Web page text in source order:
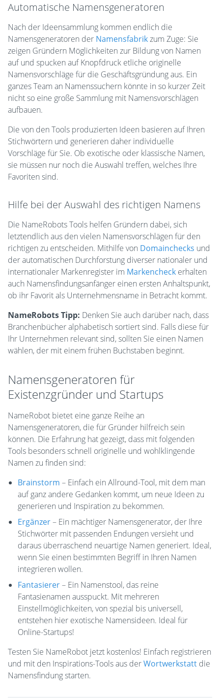
Automatische Namensgeneratoren
Nach der Ideensammlung kommen endlich die
Namensgeneratoren der Namensfabrikzum Zuge: Sie
zeigen Gründern Möglichkeiten zur Bildung von Namen
auf und spucken auf Knopfdruck etliche originelle
Namensvorschläge für die Geschäftsgründung aus. Ein
ganzes Team an Namenssuchern könnte in so kurzer Zeit
nicht so eine große Sammlung mit Namensvorschlägen
aufbauen.
Die von den Tools produzierten Ideen basieren auf Ihren
Stichwörtern und generieren daher individuelle
Vorschläge für Sie. Ob exotische oder klassische Namen,
sie müssen nur noch die Auswahl treffen, welches Ihre
Favoriten sind.
Hilfe bei der Auswahl des richtigen Namens
Die NameRobots Tools helfen Gründern dabei, sich
letztendlich aus den vielen Namensvorschlägen für den
richtigen zu entscheiden. Mithilfe von Domainchecks und
der automatischen Durchforstung diverser nationaler und
internationaler Markenregister im Markencheck erhalten
auch Namensfindungsanfänger einen ersten Anhaltspunkt,
ob ihr Favorit als Unternehmensname in Betracht kommt.
NameRobots Tipp: Denken Sie auch darüber nach, dass
Branchenbücher alphabetisch sortiert sind. Falls diese für
Ihr Unternehmen relevant sind, sollten Sie einen Namen
wählen, der mit einem frühen Buchstaben beginnt.
Namensgeneratoren für
Existenzgründer und Startups
NameRobot bietet eine ganze Reihe an
Namensgeneratoren, die für Gründer hilfreich sein
können. Die Erfahrung hat gezeigt, dass mit folgenden
Tools besonders schnell originelle und wohlklingende
Namen zu finden sind:
Brainstorm – Einfach ein Allround-Tool, mit dem man
auf ganz andere Gedanken kommt, um neue Ideen zu
generieren und Inspiration zu bekommen.
Ergänzer– Ein mächtiger Namensgenerator, der Ihre
Stichwörter mit passenden Endungen versieht und
daraus überraschend neuartige Namen generiert. Ideal,
wenn Sie einen bestimmten Begriff in Ihren Namen
integrieren wollen.
Fantasierer– Ein Namenstool, das reine
Fantasienamen ausspuckt. Mit mehreren
Einstellmöglichkeiten, von spezial bis universell,
entstehen hier exotische Namensideen. Ideal für
Online-Startups!
Testen Sie NameRobot jetzt kostenlos! Einfach registrieren
und mit den Inspirations-Tools aus derWortwerkstatt die
Namensfindung starten.